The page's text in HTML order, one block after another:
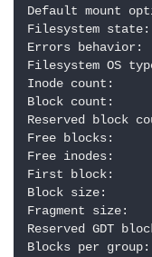
Default mount
Filesystem state:
Errors behavior:
Filesystem OS
Inode count:
Block count:
Reserved block
Free blocks:
Free inodes:
First block:
Block size:
Fragment size:
Reserved GDT
Blocks per group: